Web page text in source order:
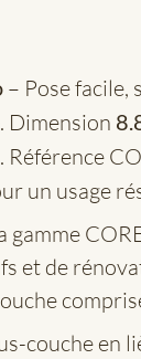
– Pose facile,
Dimension
Référence
un usage
gamme
et de
couche en